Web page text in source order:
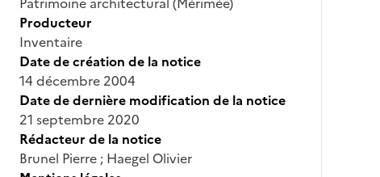
Producteur
Inventaire
Date de création de la notice
14 décembre 2004
Date de dernière modification de la notice
21 septembre 2020
Rédacteur de la notice
Brunel Pierre ; Haegel Olivier